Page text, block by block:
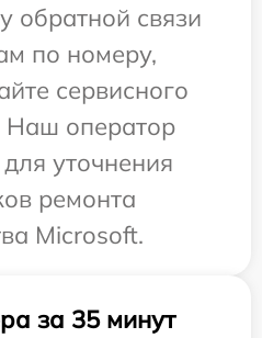
обратной связи
по номеру,
сервисного
Наш оператор
уточнения
ремонта
Microsoft.
за 35 минут